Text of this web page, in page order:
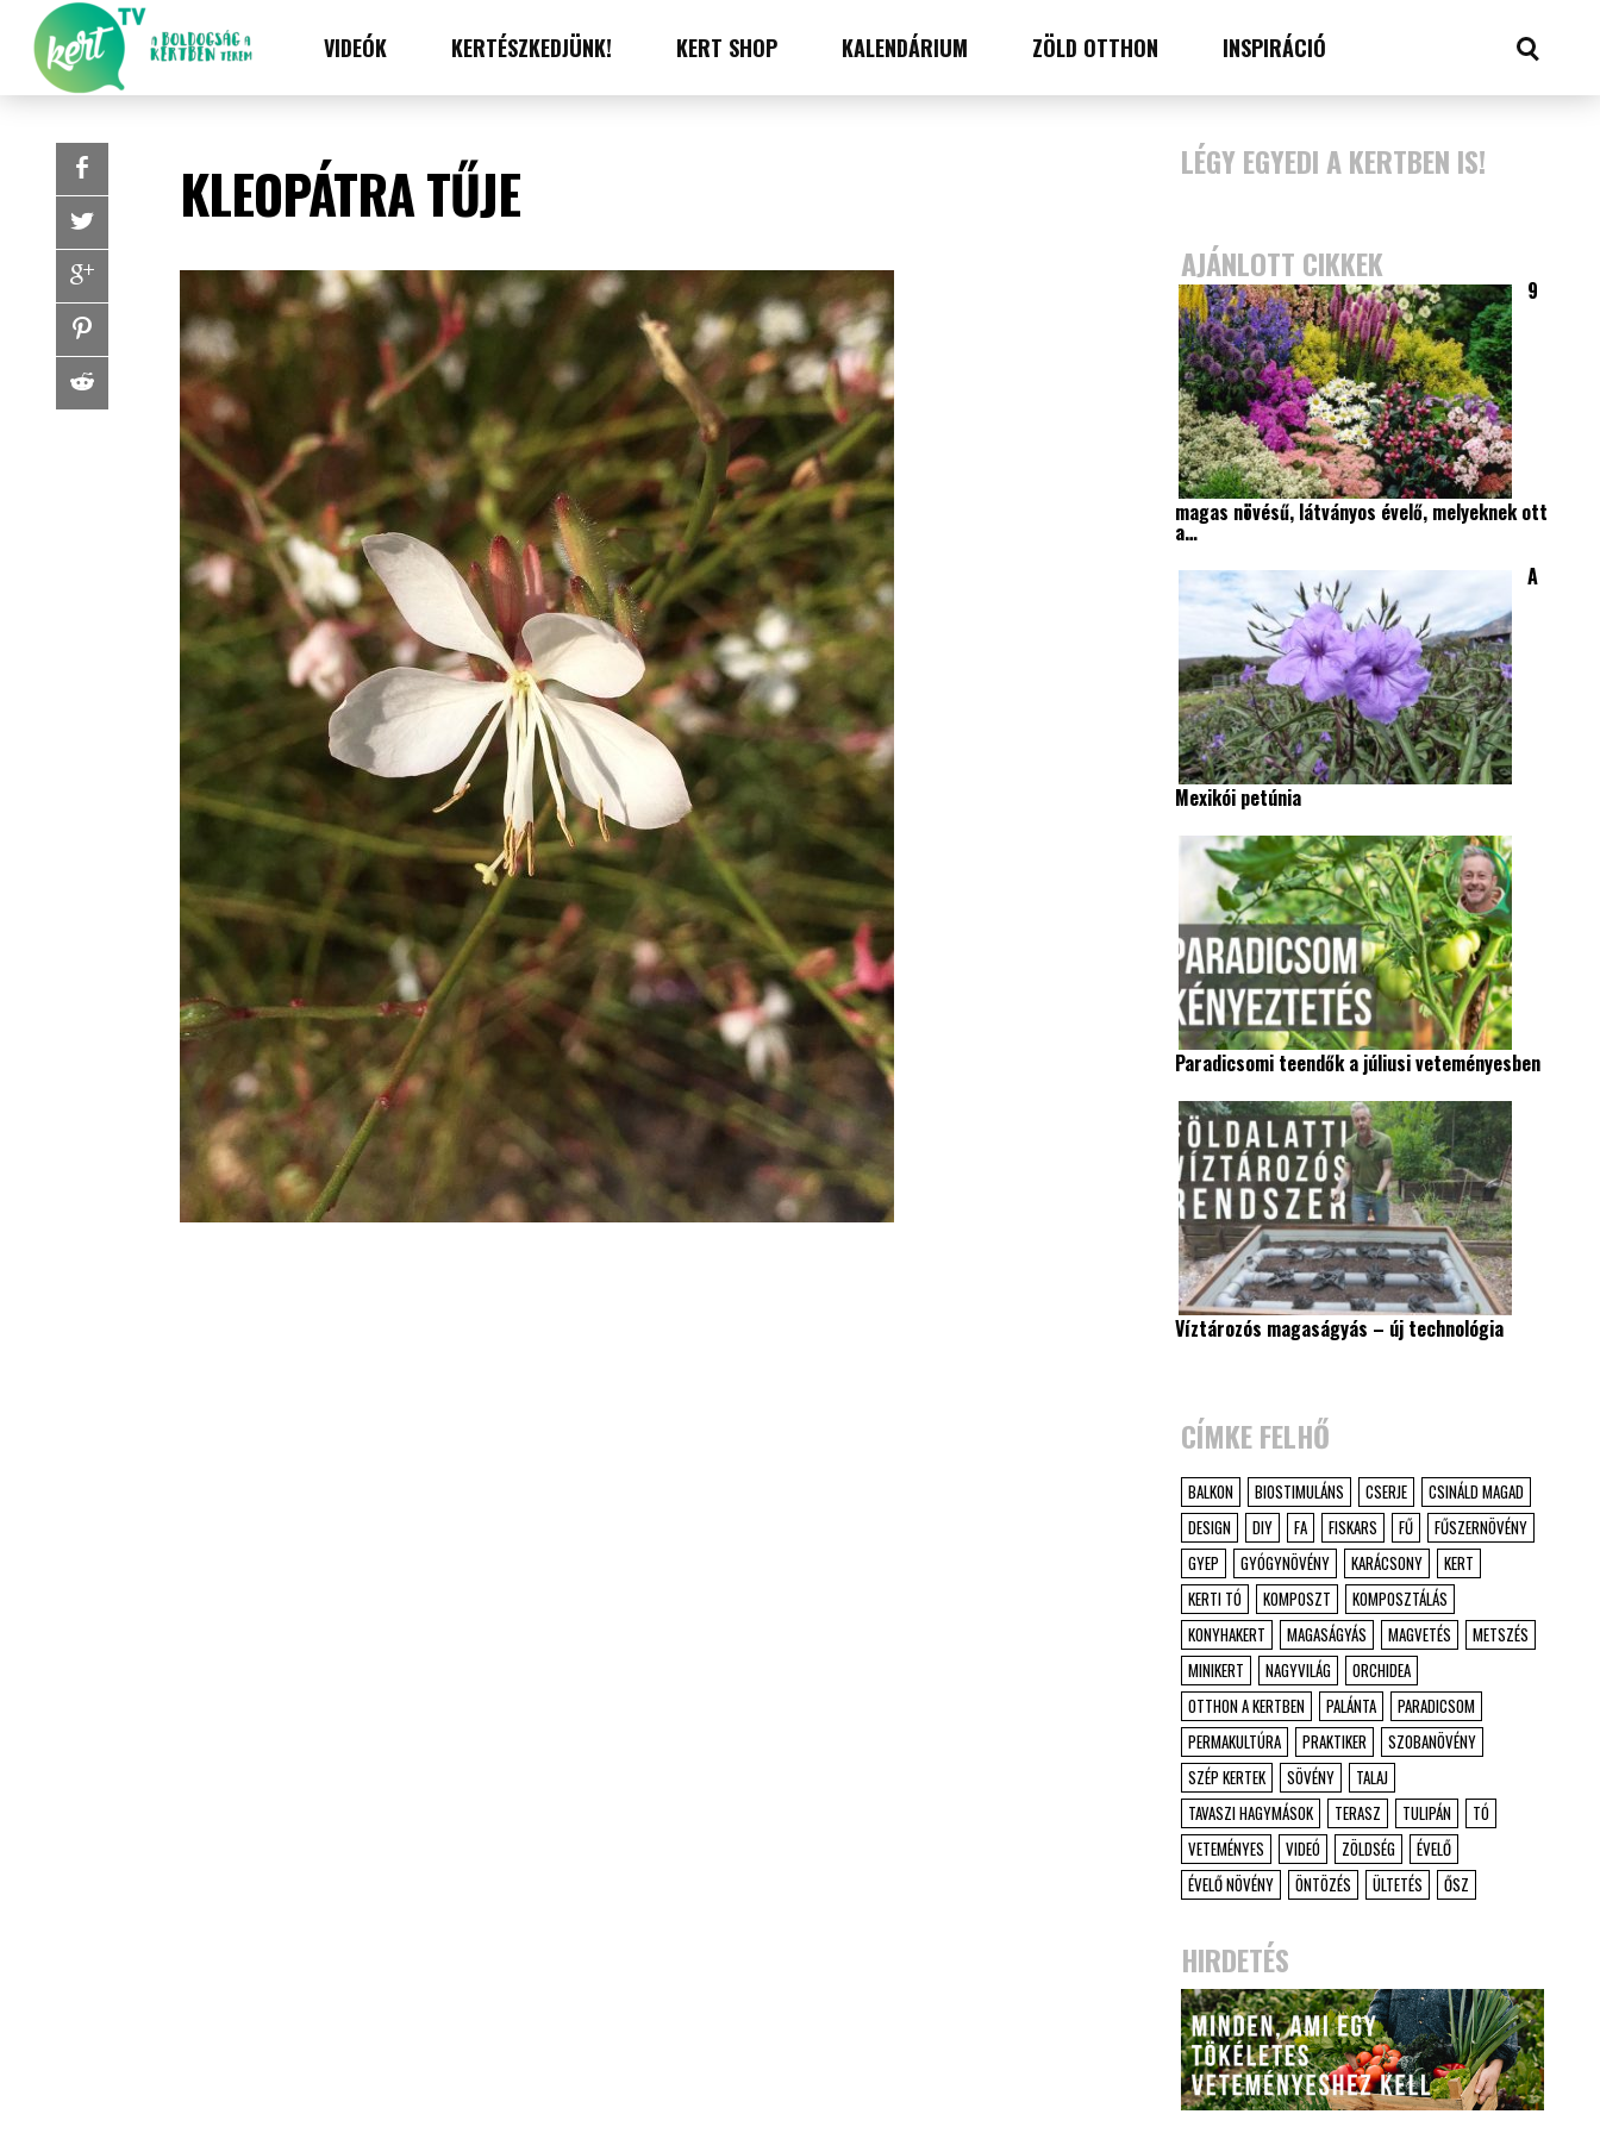
VIDEÓK KERTÉSZKEDJÜNK! KERT SHOP KALENDÁRIUM ZÖLD OTTHON INSPIRÁCIÓ
KLEOPÁTRA TŰJE LÉGY EGYEDI A KERTBEN IS!
AJÁNLOTT CIKKEK
9
magas növésű, látványos évelő, melyeknek ott
a…
A
Mexikói petúnia
Paradicsomi teendők a júliusi veteményesben
Víztározós magaságyás – új technológia
CÍMKE FELHŐ
BALKON BIOSTIMULÁNS CSERJE
CSINÁLD MAGAD
DESIGN
DIY FA FISKARS FŰ
FŰSZERNÖVÉNY
GYEP
GYÓGYNÖVÉNY KARÁCSONY
KERT
KERTI TÓ
KOMPOSZT
KOMPOSZTÁLÁS
KONYHAKERT
MAGASÁGYÁS MAGVETÉS
METSZÉS
MINIKERT
NAGYVILÁG
ORCHIDEA
OTTHON A KERTBEN
PALÁNTA
PARADICSOM
PERMAKULTÚRA
PRAKTIKER
SZOBANÖVÉNY
SZÉP KERTEK
SÖVÉNY
TALAJ
TAVASZI HAGYMÁSOK
TERASZ TULIPÁN
TÓ
VETEMÉNYES
VIDEÓ ZÖLDSÉG
ÉVELŐ
ÉVELŐ NÖVÉNY
ÖNTÖZÉS ÜLTETÉS ŐSZ
HIRDETÉS